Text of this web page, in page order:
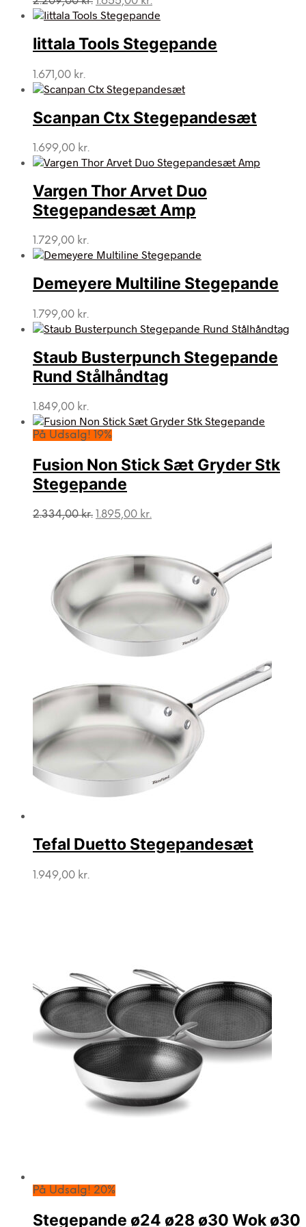
oprindelige
var:
2.209,00 kr..
aktuelle
er:
1.655,00 kr..
Iittala Tools Stegepande
1.671,00 kr.
Scanpan Ctx Stegepandesæt
1.699,00 kr.
Vargen Thor Arvet Duo
Stegepandesæt Amp
1.729,00 kr.
Demeyere Multiline Stegepande
1.799,00 kr.
Staub Busterpunch Stegepande
Rund Stålhåndtag
1.849,00 kr.
På Udsalg! 19%
Fusion Non Stick Sæt Gryder Stk
Stegepande
2.334,00kr. Den
var:
2.334,00 kr..
1.895,00 kr.
er:
1.895,00 kr..
Tefal Duetto Stegepandesæt
1.949,00 kr.
På Udsalg! 20%
Stegepande ø24 ø28 ø30 Wok ø30